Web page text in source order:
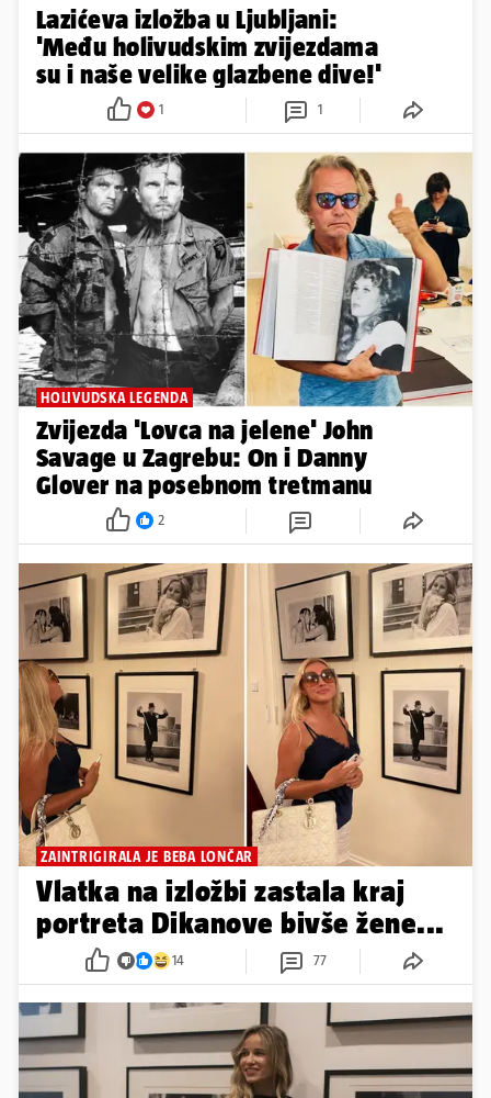
Lazićeva izložba u Ljubljani:
'Među holivudskim zvijezdama
su i naše velike glazbene dive!'
1 1
HOLIVUDSKA LEGENDA
Zvijezda 'Lovca na jelene' John
Savage u Zagrebu: On i Danny
Glover na posebnom tretmanu
2
ZAINTRIGIRALA JE BEBA LONČAR
Vlatka na izložbi zastala kraj
portreta Dikanove bivše žene...
14 77